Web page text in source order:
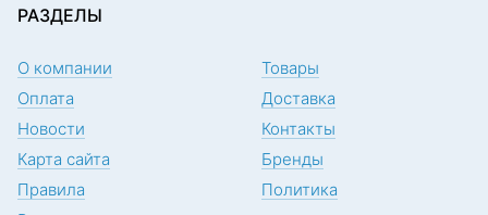
РАЗДЕЛЫ
О компании
Товары
Оплата
Доставка
Новости
Контакты
Карта сайта
Бренды
Правила
Политика